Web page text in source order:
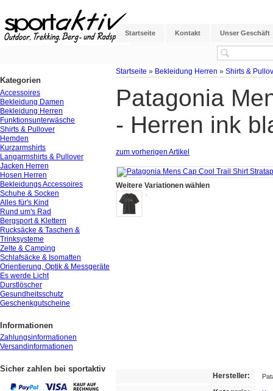
Startseite Kontakt Unser Geschäft
Startseite » Bekleidung Herren » Shirts &
Patagonia
- Herren ink
zum vorherigen Artikel
Weitere Variationen wählen
Hersteller:
Kategorien
Accessoires
Bekleidung Damen
Bekleidung Herren
Funktionsunterwäsche
Shirts & Pullover
Hemden
Kurzarmshirts
Langarmshirts & Pullover
Jacken Herren
Hosen Herren
Bekleidungs Accessoires
Schuhe & Socken
Alles für's Kind
Rund um's Rad
Bergsport & Klettern
Rucksäcke & Taschen &
Trinksysteme
Zelte & Camping
Schlafsäcke & Isomatten
Orientierung, Optik & Messgeräte
Es werde Licht
Durstlöscher
Gesundheitsschutz
Geschenkgutscheine
Informationen
Zahlungsinformationen
Versandinformationen
Sicher zahlen bei sportaktiv